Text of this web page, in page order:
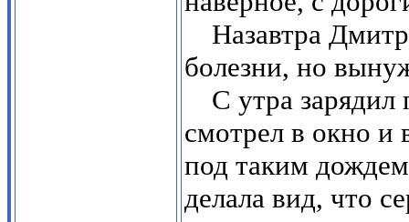
Назавтра
болезни, но
С утра
смотрел в окно и
под таким
делала вид, что